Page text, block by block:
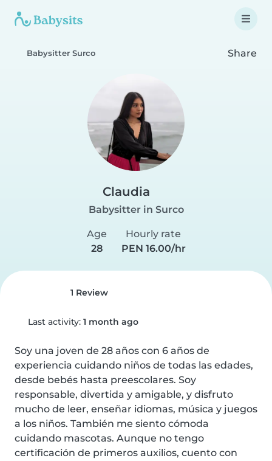
Babysitter Surco Share
Claudia
Babysitter in Surco
Age
28
Hourly rate
PEN 16.00/hr
1 Review
Last activity: 1 month ago
Soy una joven de 28 años con 6 años de
experiencia cuidando niños de todas las edades,
desde bebés hasta preescolares. Soy
responsable, divertida y amigable, y disfruto
mucho de leer, enseñar idiomas, música y juegos
a los niños. También me siento cómoda
cuidando mascotas. Aunque no tengo
certificación de primeros auxilios, cuento con